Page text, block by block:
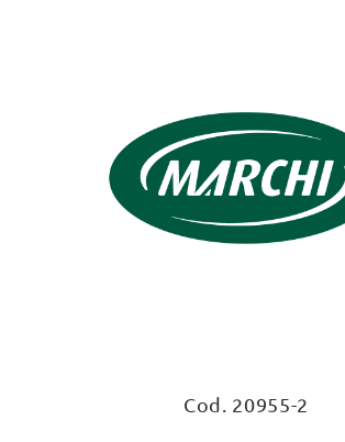
Cod. 20955-2